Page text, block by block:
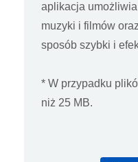
aplikacja
muzyki i filmów
sposób szybki i
* W przypadku
niż 25 MB.